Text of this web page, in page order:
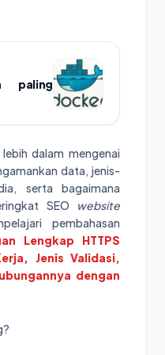
paling
dalam mengenai
data, jenis-
serta bagaimana
SEO
website
pembahasan
Lengkap HTTPS
Jenis Validasi,
dengan